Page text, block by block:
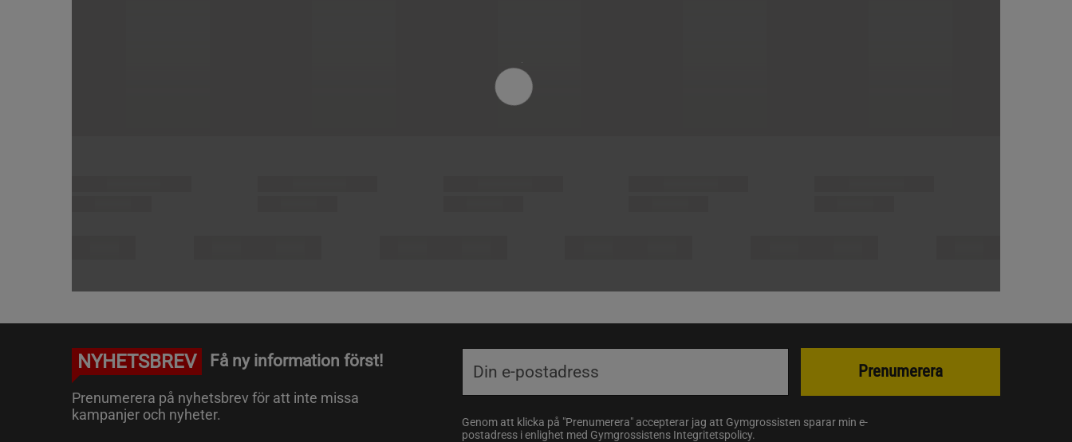
NYHETSBREV Få ny information först!
Prenumerera på nyhetsbrev för att inte missa
kampanjer och nyheter.
Genom att klicka på "Prenumerera" accepterar jag att Gymgrossisten sparar min e-
postadress i enlighet med Gymgrossistens Integritetspolicy.
Prenumerera